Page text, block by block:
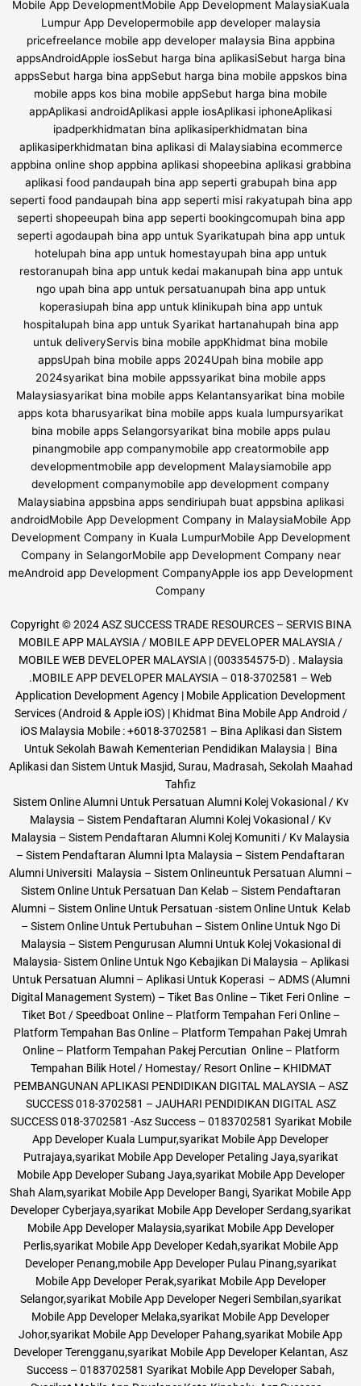
Copyright © 2024 ASZ SUCCESS TRADE RESOURCES – SERVIS BINA
MOBILE APP MALAYSIA / MOBILE APP DEVELOPER MALAYSIA /
MOBILE WEB DEVELOPER MALAYSIA | (003354575-D) . Malaysia
.MOBILE APP DEVELOPER MALAYSIA – 018-3702581 – Web
Application Development Agency | Mobile Application Development
Services (Android & Apple iOS) | Khidmat Bina Mobile App Android /
iOS Malaysia Mobile : +6018-3702581 – Bina Aplikasi dan Sistem
Untuk Sekolah Bawah Kementerian Pendidikan Malaysia | Bina
Aplikasi dan Sistem Untuk Masjid, Surau, Madrasah, Sekolah Maahad
Tahfiz
Sistem Online Alumni Untuk Persatuan Alumni Kolej Vokasional / Kv
Malaysia – Sistem Pendaftaran Alumni Kolej Vokasional / Kv
Malaysia – Sistem Pendaftaran Alumni Kolej Komuniti / Kv Malaysia
– Sistem Pendaftaran Alumni Ipta Malaysia – Sistem Pendaftaran
Alumni Universiti Malaysia – Sistem Onlineuntuk Persatuan Alumni –
Sistem Online Untuk Persatuan Dan Kelab – Sistem Pendaftaran
Alumni – Sistem Online Untuk Persatuan -sistem Online Untuk Kelab
– Sistem Online Untuk Pertubuhan – Sistem Online Untuk Ngo Di
Malaysia – Sistem Pengurusan Alumni Untuk Kolej Vokasional di
Malaysia- Sistem Online Untuk Ngo Kebajikan Di Malaysia – Aplikasi
Untuk Persatuan Alumni – Aplikasi Untuk Koperasi – ADMS (Alumni
Digital Management System) – Tiket Bas Online – Tiket Feri Online –
Tiket Bot / Speedboat Online – Platform Tempahan Feri Online –
Platform Tempahan Bas Online – Platform Tempahan Pakej Umrah
Online – Platform Tempahan Pakej Percutian Online – Platform
Tempahan Bilik Hotel / Homestay/ Resort Online – KHIDMAT
PEMBANGUNAN APLIKASI PENDIDIKAN DIGITAL MALAYSIA – ASZ
SUCCESS 018-3702581 – JAUHARI PENDIDIKAN DIGITAL ASZ
SUCCESS 018-3702581 -Asz Success – 0183702581 Syarikat Mobile
App Developer Kuala Lumpur,syarikat Mobile App Developer
Putrajaya,syarikat Mobile App Developer Petaling Jaya,syarikat
Mobile App Developer Subang Jaya,syarikat Mobile App Developer
Shah Alam,syarikat Mobile App Developer Bangi, Syarikat Mobile App
Developer Cyberjaya,syarikat Mobile App Developer Serdang,syarikat
Mobile App Developer Malaysia,syarikat Mobile App Developer
Perlis,syarikat Mobile App Developer Kedah,syarikat Mobile App
Developer Penang,mobile App Developer Pulau Pinang,syarikat
Mobile App Developer Perak,syarikat Mobile App Developer
Selangor,syarikat Mobile App Developer Negeri Sembilan,syarikat
Mobile App Developer Melaka,syarikat Mobile App Developer
Johor,syarikat Mobile App Developer Pahang,syarikat Mobile App
Developer Terengganu,syarikat Mobile App Developer Kelantan, Asz
Success – 0183702581 Syarikat Mobile App Developer Sabah,